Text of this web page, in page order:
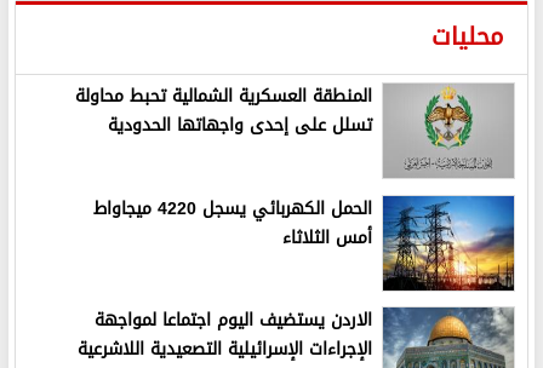
محليات
المنطقة العسكرية الشمالية تحبط محاولة
تسلل على إحدى واجهاتها الحدودية
الحمل الكهربائي يسجل 4220 ميجاواط
أمس الثلاثاء
الاردن يستضيف اليوم اجتماعا لمواجهة
الإجراءات الإسرائيلية التصعيدية اللاشرعية